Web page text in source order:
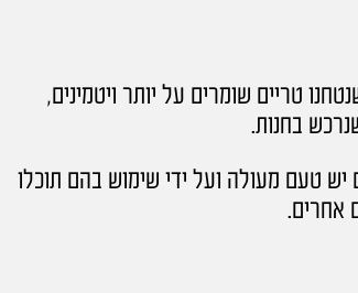
טריים שומרים על יותר ויטמינים,
בחנות.
יש טעם מעולה ועל ידי שימוש בהם תוכלו
אחרים.